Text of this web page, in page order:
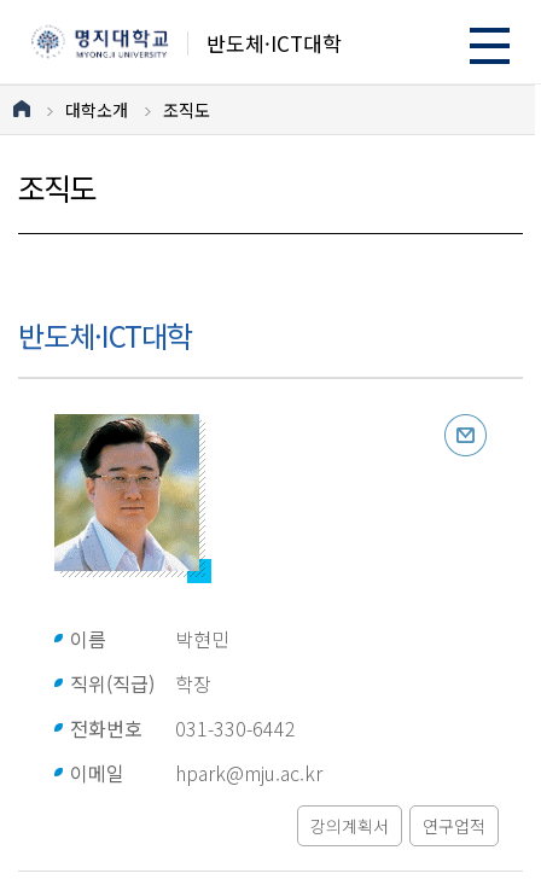
반도체·ICT대학
대학소개 조직도
조직도
반도체·ICT대학
이름
박현민
직위(직급)
학장
전화번호
031-330-6442
이메일
hpark@mju.ac.kr
강의계획서 연구업적